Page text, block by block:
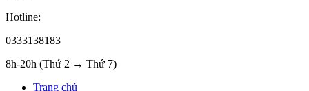
Hotline:
0333138183
8h-20h (Thứ 2 → Thứ 7)
Trang chủ